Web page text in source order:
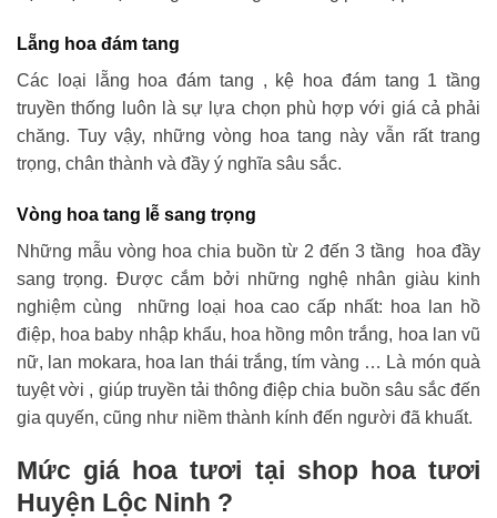
Lẵng hoa đám tang
Các loại lẵng hoa đám tang , kệ hoa đám tang 1 tầng
truyền thống luôn là sự lựa chọn phù hợp với giá cả phải
chăng. Tuy vậy, những vòng hoa tang này vẫn rất trang
trọng, chân thành và đầy ý nghĩa sâu sắc.
Vòng hoa tang lễ sang trọng
Những mẫu vòng hoa chia buồn từ 2 đến 3 tầng hoa đầy
sang trọng. Được cắm bởi những nghệ nhân giàu kinh
nghiệm cùng những loại hoa cao cấp nhất: hoa lan hồ
điệp, hoa baby nhập khẩu, hoa hồng môn trắng, hoa lan vũ
nữ, lan mokara, hoa lan thái trắng, tím vàng … Là món quà
tuyệt vời , giúp truyền tải thông điệp chia buồn sâu sắc đến
gia quyến, cũng như niềm thành kính đến người đã khuất.
Mức giá hoa tươi tại shop hoa tươi
Huyện Lộc Ninh ?